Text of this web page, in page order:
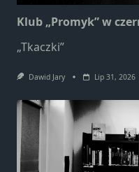
Klub „Promyk” w
„Tkaczki”
Dawid Jary Lip 31, 2026